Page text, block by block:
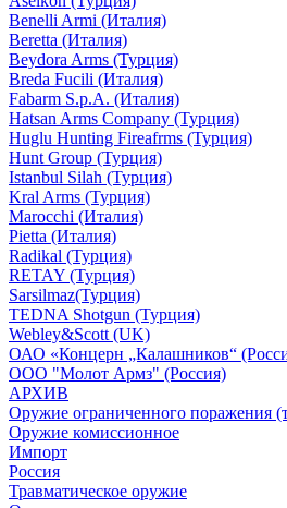
Benelli Armi (Италия)
Beretta (Италия)
Beydora Arms (Турция)
Breda Fucili (Италия)
Fabarm S.p.A. (Италия)
Hatsan Arms Company (Турция)
Huglu Hunting Fireafrms (Турция)
Hunt Group (Турция)
Istanbul Silah (Турция)
Kral Arms (Турция)
Marocchi (Италия)
Pietta (Италия)
Radikal (Турция)
RETAY (Турция)
Sarsilmaz(Турция)
TEDNA Shotgun (Турция)
Webley&Scott (UK)
ОАО «Концерн „Калашников“
ООО "Молот Армз" (Россия)
АРХИВ
Оружие ограниченного поражения
Оружие комиссионное
Импорт
Россия
Травматическое оружие